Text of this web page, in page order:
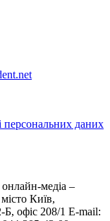
персональних даних
медіа –
Київ,
офіс 208/1 E-mail: